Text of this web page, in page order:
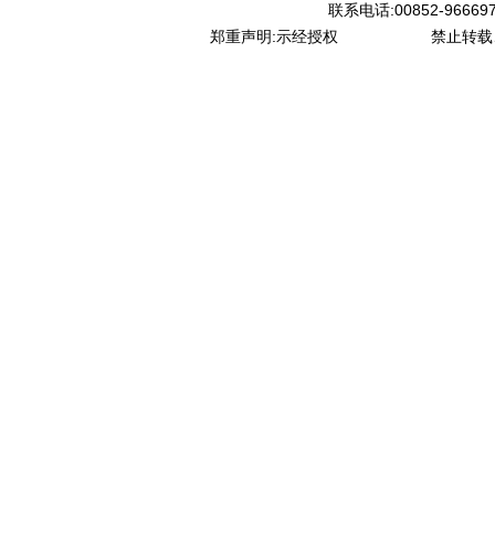
联系电话:00852-
郑重声明:示经授权 艾威佳克官网禁止转